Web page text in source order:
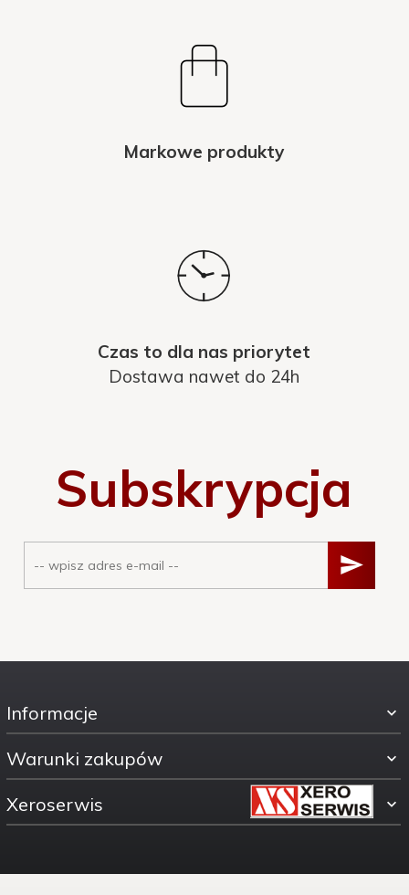
Markowe produkty
Czas to dla nas priorytet
Dostawa nawet do 24h
Subskrypcja
Informacje
Warunki zakupów
Xeroserwis